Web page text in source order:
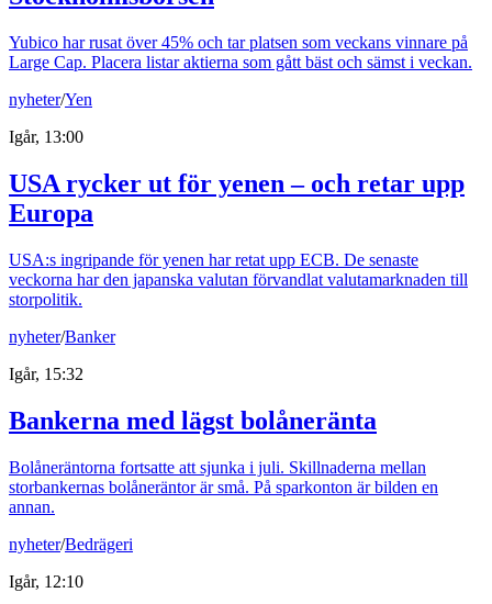
Yubico har rusat över 45% och tar platsen som veckans vinnare på
Large Cap. Placera listar aktierna som gått bäst och sämst i veckan.
nyheter/Yen
Igår, 13:00
USA rycker ut för yenen – och retar upp
Europa
USA:s ingripande för yenen har retat upp ECB. De senaste
veckorna har den japanska valutan förvandlat valutamarknaden till
storpolitik.
nyheter/Banker
Igår, 15:32
Bankerna med lägst bolåneränta
Bolåneräntorna fortsatte att sjunka i juli. Skillnaderna mellan
storbankernas bolåneräntor är små. På sparkonton är bilden en
annan.
nyheter/Bedrägeri
Igår, 12:10